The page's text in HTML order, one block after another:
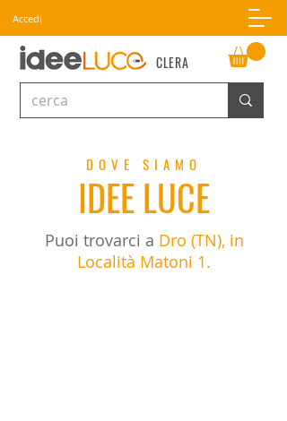
CLERA
Accedi
DOVE SIAMO
IDEELUCE
Puoi trovarci a Dro (TN), in
Località Matoni 1.